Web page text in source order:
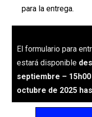
para la entrega.
El formulario para
estará disponible
septiembre –
octubre de 2025